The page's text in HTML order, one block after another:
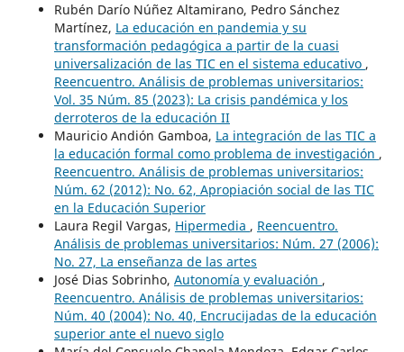
Rubén Darío Núñez Altamirano, Pedro Sánchez
Martínez, La educación en pandemia y su
transformación pedagógica a partir de la cuasi
universalización de las TIC en el sistema educativo ,
Reencuentro. Análisis de problemas universitarios:
Vol. 35 Núm. 85 (2023): La crisis pandémica y los
derroteros de la educación II
Mauricio Andión Gamboa, La integración de las TIC a
la educación formal como problema de investigación ,
Reencuentro. Análisis de problemas universitarios:
Núm. 62 (2012): No. 62, Apropiación social de las TIC
en la Educación Superior
Laura Regil Vargas, Hipermedia , Reencuentro.
Análisis de problemas universitarios: Núm. 27 (2006):
No. 27, La enseñanza de las artes
José Dias Sobrinho, Autonomía y evaluación ,
Reencuentro. Análisis de problemas universitarios:
Núm. 40 (2004): No. 40, Encrucijadas de la educación
superior ante el nuevo siglo